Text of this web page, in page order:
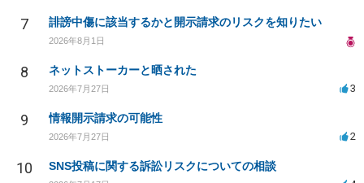
7 誹謗中傷に該当するかと開示請求のリスクを知りたい
2026年8月1日
8 ネットストーカーと晒された
2026年7月27日 3
9 情報開示請求の可能性
2026年7月27日 2
10 SNS投稿に関する訴訟リスクについての相談